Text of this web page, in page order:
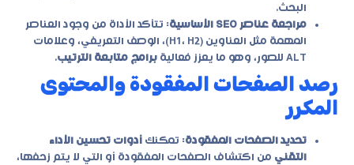
البحث.
مراجعة عناصر SEO الأساسية
: تتأكد الأداة من وجود العناصر
المهمة مثل العناوين (H1، H2)، الوصف التعريفي، وعلامات
ALT للصور، وهو ما يعزز فعالية
برامج متابعة الترتيب.
رصد الصفحات المفقودة والمحتوى
المكرر
تحديد الصفحات المفقودة: تمكنك أدوات تحسين الأداء
التقني من اكتشاف الصفحات المفقودة أو التي لا يتم زحفها،